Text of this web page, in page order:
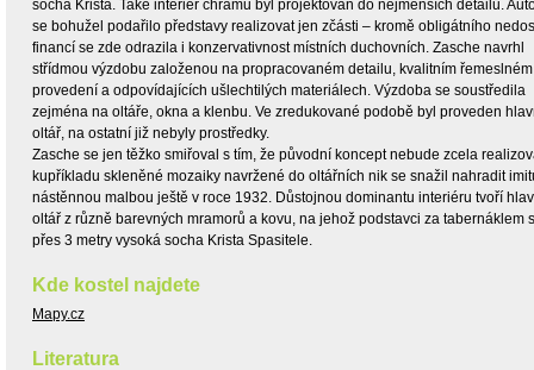
socha Krista. Také interiér chrámu byl projektován do nejmenších detailů.
se bohužel podařilo představy realizovat jen zčásti – kromě obligátního
financí se zde odrazila i konzervativnost místních duchovních. Zasche navrhl
střídmou výzdobu založenou na propracovaném detailu, kvalitním řemeslném
provedení a odpovídajících ušlechtilých materiálech. Výzdoba se soustředila
zejména na oltáře, okna a klenbu. Ve zredukované podobě byl proveden
oltář, na ostatní již nebyly prostředky.
Zasche se jen těžko smiřoval s tím, že původní koncept nebude zcela
kupříkladu skleněné mozaiky navržené do oltářních nik se snažil nahradit
nástěnnou malbou ještě v roce 1932. Důstojnou dominantu interiéru tvoří
oltář z různě barevných mramorů a kovu, na jehož podstavci za tabernáklem
přes 3 metry vysoká socha Krista Spasitele.
Kde kostel najdete
Mapy.cz
Literatura